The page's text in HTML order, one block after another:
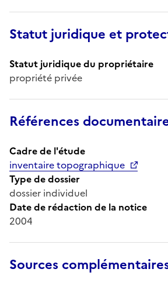
Statut juridique et
Statut juridique du propriétaire
propriété privée
Références
Cadre de l'étude
inventaire topographique
Type de dossier
dossier individuel
Date de rédaction de la notice
2004
Sources